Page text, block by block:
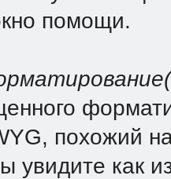
помощи.
похожий
увидите как